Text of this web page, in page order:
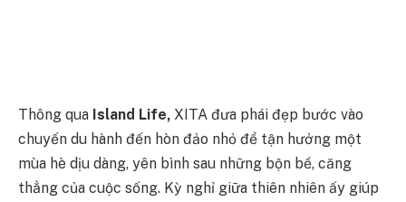
Thông qua Island Life, XITA đưa phái đẹp bước vào
chuyến du hành đến hòn đảo nhỏ để tận hưởng một
mùa hè dịu dàng, yên bình sau những bộn bề, căng
thẳng của cuộc sống. Kỳ nghỉ giữa thiên nhiên ấy giúp